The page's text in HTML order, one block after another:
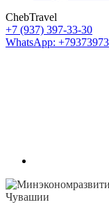
ChebTravel
+7 (937) 397-33-30
WhatsApp: